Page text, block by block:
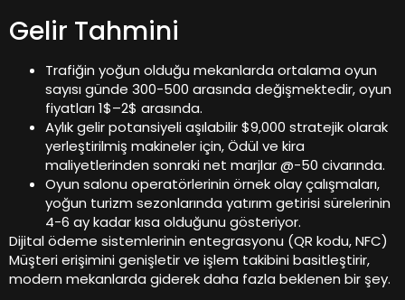
Gelir Tahmini
Trafiğin yoğun olduğu mekanlarda ortalama oyun
sayısı günde 300-500 arasında değişmektedir, oyun
fiyatları 1$–2$ arasında.
Aylık gelir potansiyeli aşılabilir $9,000 stratejik olarak
yerleştirilmiş makineler için, Ödül ve kira
maliyetlerinden sonraki net marjlar @-50 civarında.
Oyun salonu operatörlerinin örnek olay çalışmaları,
yoğun turizm sezonlarında yatırım getirisi sürelerinin
4-6 ay kadar kısa olduğunu gösteriyor.
Dijital ödeme sistemlerinin entegrasyonu (QR kodu, NFC)
Müşteri erişimini genişletir ve işlem takibini basitleştirir,
modern mekanlarda giderek daha fazla beklenen bir şey.